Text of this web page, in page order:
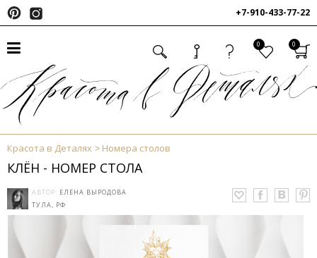
+7-910-433-77-22
0 0
Красота в Деталях Номера столов
КЛЁН - НОМЕР СТОЛА
АВТОР: ЕЛЕНА ВЫРОДОВА
ТУЛА, РФ